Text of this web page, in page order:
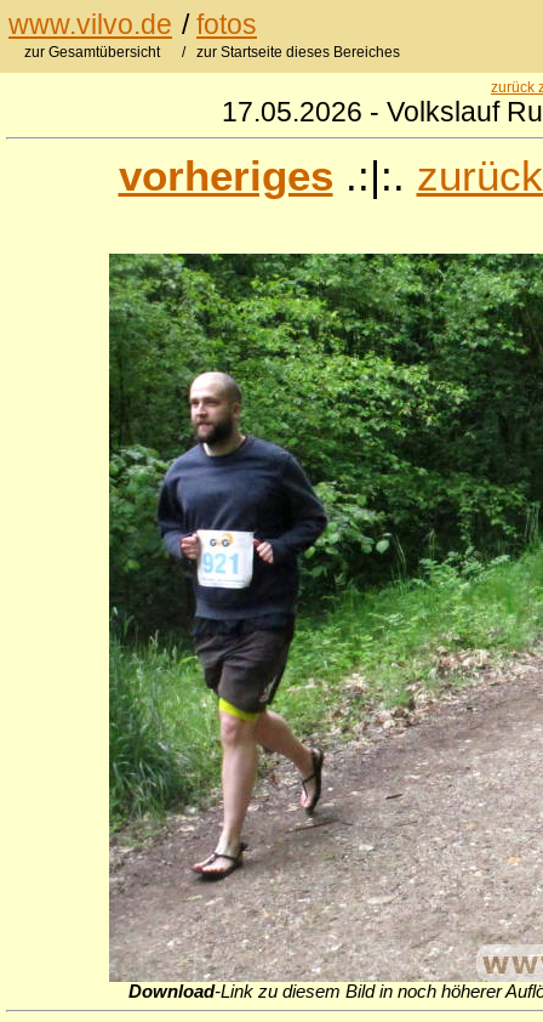
www.vilvo.de /fotos
zur Gesamtübersicht / zur Startseite dieses Bereiches
zurück
17.05.2026 - Volkslauf
vorheriges .:|:.
Download-Link zu diesem Bild in noch höherer